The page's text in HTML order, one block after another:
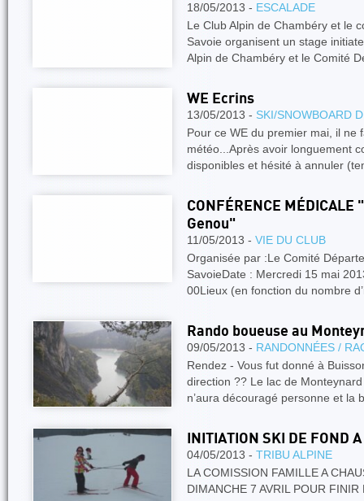
18/05/2013 - ESCALADE
Le Club Alpin de Chambéry et le
Savoie organisent un stage
Alpin de Chambéry et le Comité
WE Ecrins
13/05/2013 - SKI/SNOWBOARD
Pour ce WE du premier mai, il ne
météo...Après avoir longuement
disponibles et hésité à annuler
CONFÉRENCE
Genou"
11/05/2013 - VIE DU CLUB
Organisée par :Le Comité
SavoieDate : Mercredi 15 mai
00Lieux (en fonction du nombre
Rando boueuse au
09/05/2013 - RANDONNÉES /
Rendez - Vous fut donné à
direction ?? Le lac de
n’aura découragé personne et la
INITIATION SKI DE FOND
04/05/2013 - TRIBU ALPINE
LA COMISSION FAMILLE A
DIMANCHE 7 AVRIL POUR